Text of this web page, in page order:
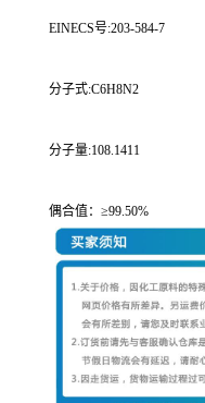
EINECS号:203-584-7
分子式:C6H8N2
分子量:108.1411
偶合值：≥99.50%